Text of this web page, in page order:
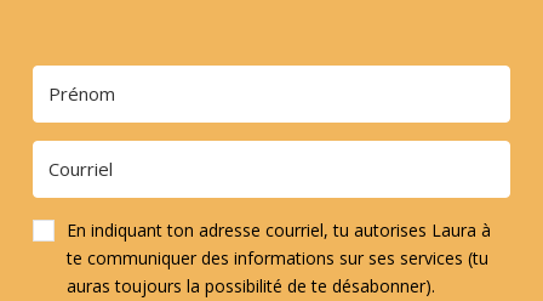
En indiquant ton adresse courriel, tu autorises Laura à
te communiquer des informations sur ses services (tu
auras toujours la possibilité de te désabonner).